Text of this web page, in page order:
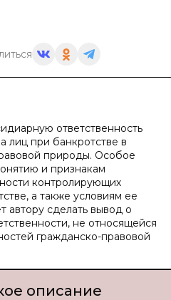
ответственность
лиц при банкротстве в
природы. Особое
и признакам
контролирующих
а также условиям ее
автору сделать вывод о
не относящейся
гражданско-правовой
описание